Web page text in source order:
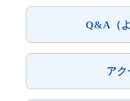
Q&A（
ア